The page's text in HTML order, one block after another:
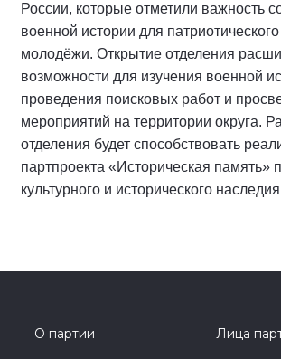
России, которые отметили важность
военной истории для
молодёжи. Открытие отделения
возможности для изучения военной
проведения поисковых работ и
мероприятий на территории округа.
отделения будет способствовать
партпроекта «Историческая память»
культурного и исторического
О партии
Лица